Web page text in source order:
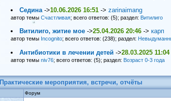
Седина->10.06.2026 16:51-> zarinaimang
автор темы Счастливая; всего ответов: (5); раздел: Витилиго
Витилиго, житие мое->25.04.2026 20:46-> карп
автор темы Incognito; всего ответов: (238); раздел:
Антибиотики в лечении детей ->28.03.2025 11:04
автор темы niv76; всего ответов: (5); раздел: Возраст 0-3 года
Практические мероприятия, встречи, отчёты
Форум